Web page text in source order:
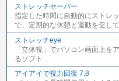
ストレッチセーバー
指定した時間に自動的にストレ
で、定期的な休憩と運動を促し
ストレッチeye
「立体視」でパソコン画面上を
るソフト
アイアイで視力回復 7.8